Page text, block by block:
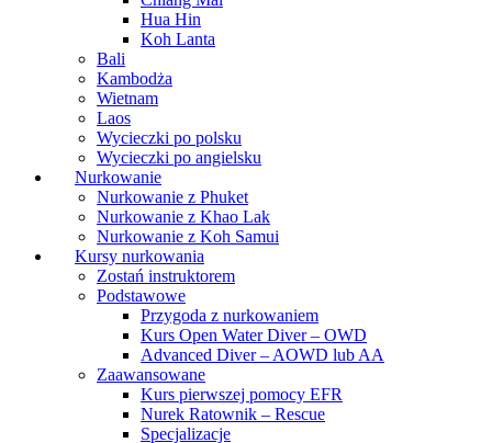
Hua Hin
Koh Lanta
Bali
Kambodża
Wietnam
Laos
Wycieczki po polsku
Wycieczki po angielsku
Nurkowanie
Nurkowanie z Phuket
Nurkowanie z Khao Lak
Nurkowanie z Koh Samui
Kursy nurkowania
Zostań instruktorem
Podstawowe
Przygoda z nurkowaniem
Kurs Open Water Diver – OWD
Advanced Diver – AOWD lub AA
Zaawansowane
Kurs pierwszej pomocy EFR
Nurek Ratownik – Rescue
Specjalizacje